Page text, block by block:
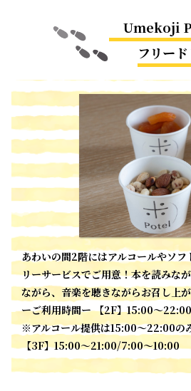
Umekoji
フリー
あわいの間2階にはアルコールやソ
リーサービスでご用意！本を読みな
ながら、音楽を聴きながらお召し上
ーご利用時間ー 【2F】15:00～
※アルコール提供は15:00～22:00の
【3F】15:00～21:00/7:00～10:00